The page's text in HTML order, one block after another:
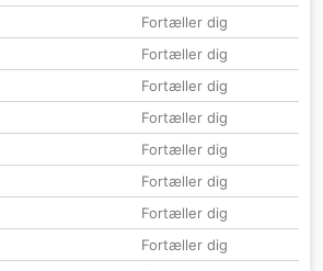
Fortæller dig
Fortæller dig
Fortæller dig
Fortæller dig
Fortæller dig
Fortæller dig
Fortæller dig
Fortæller dig